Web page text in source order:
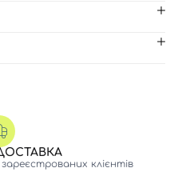
клієнтів